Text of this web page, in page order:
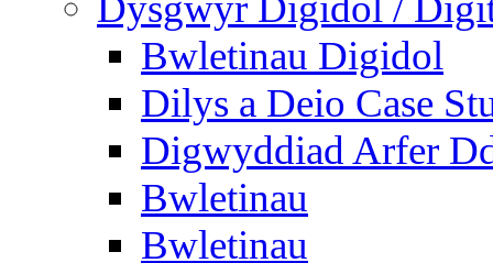
Bwletinau Digidol
Dilys a Deio Case
Digwyddiad Arfer
Bwletinau
Bwletinau